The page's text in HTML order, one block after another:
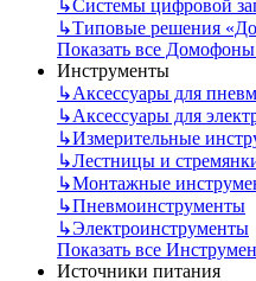
↳Системы цифровой
↳Типовые решения
Показать все
Инструменты
↳Аксессуары для
↳Аксессуары для
↳Измерительные
↳Лестницы и
↳Монтажные
↳Пневмоинструменты
↳Электроинструменты
Показать все
Источники питания